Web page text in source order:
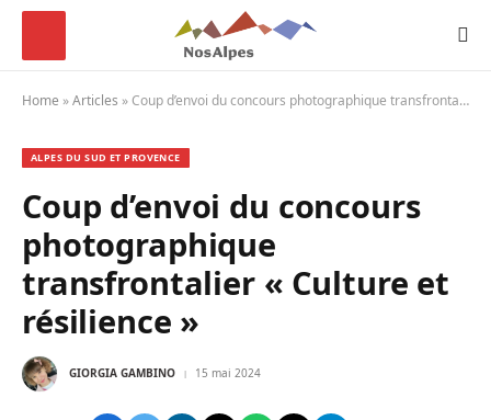
Home »Articles »Coup d’envoi du concours photographique transfrontalier « Culture et résilience »
ALPES DU SUD ET PROVENCE
Coup d’envoi du concours
photographique
transfrontalier « Culture et
résilience »
GIORGIA GAMBINO 15 mai 2024